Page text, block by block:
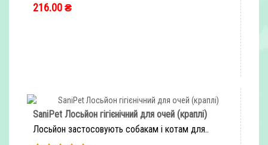
216.00 ₴
SaniPet Лосьйон гігієнічний для очей (краплі)
Лосьйон застосовують собакам і котам для..